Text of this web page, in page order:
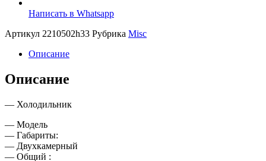
Написать в Whatsapp
Артикул 2210502h33 Рубрика Misc
Описание
Описание
— Холодильник
— Модель
— Габариты:
— Двухкамерный
— Общий :